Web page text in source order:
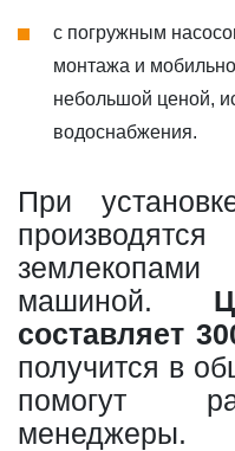
с погружным
монтажа и
небольшой ценой,
водоснабжения.
При
машиной.
составляет
получится в
помогут
менеджеры.